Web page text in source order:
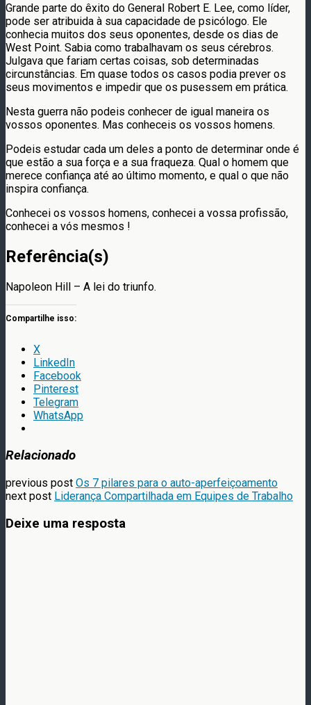
Grande parte do êxito do General Robert E. Lee, como líder,
pode ser atribuida à sua capacidade de psicólogo. Ele
conhecia muitos dos seus oponentes, desde os dias de
West Point. Sabia como trabalhavam os seus cérebros.
Julgava que fariam certas coisas, sob determinadas
circunstâncias. Em quase todos os casos podia prever os
seus movimentos e impedir que os pusessem em prática.
Nesta guerra não podeis conhecer de igual maneira os
vossos oponentes. Mas conheceis os vossos homens.
Podeis estudar cada um deles a ponto de determinar onde é
que estão a sua força e a sua fraqueza. Qual o homem que
merece confiança até ao último momento, e qual o que não
inspira confiança.
Conhecei os vossos homens, conhecei a vossa profissão,
conhecei a vós mesmos !
Referência(s)
Napoleon Hill – A lei do triunfo.
Compartilhe isso:
X
LinkedIn
Facebook
Pinterest
Telegram
WhatsApp
Relacionado
previous post Os 7 pilares para o auto-aperfeiçoamento
next post Liderança Compartilhada em Equipes de Trabalho
Deixe uma resposta